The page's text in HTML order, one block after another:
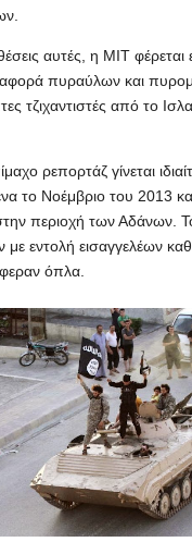
αυτές, η ΜΙΤ φέρεται
πυραύλων και
τζιχαντιστές από το
ρεπορτάζ γίνεται
το Νοέμβριο του 2013
περιοχή των Αδάνων.
με εντολή εισαγγελέων
όπλα.